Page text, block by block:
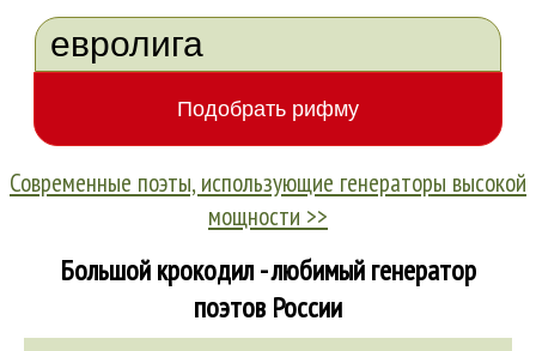
Современные поэты, использующие генераторы высокой
мощности >>
Большой крокодил - любимый генератор
поэтов России